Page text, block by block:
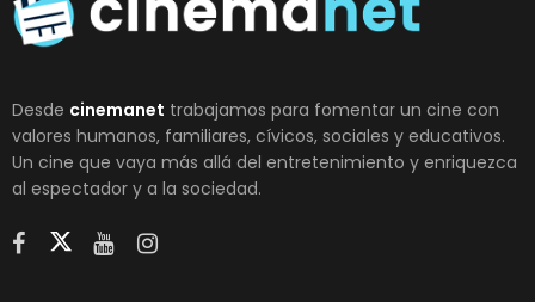
Desde cinemanet trabajamos para fomentar un cine con
valores humanos, familiares, cívicos, sociales y educativos.
Un cine que vaya más allá del entretenimiento y enriquezca
al espectador y a la sociedad.